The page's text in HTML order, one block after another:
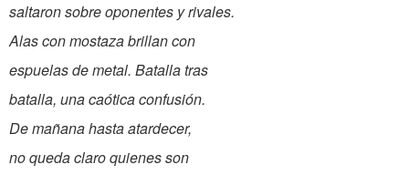
saltaron sobre oponentes y rivales.
Alas con mostaza brillan con
espuelas de metal. Batalla tras
batalla, una caótica confusión.
De mañana hasta atardecer,
no queda claro quienes son